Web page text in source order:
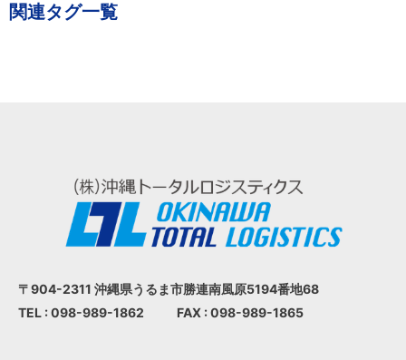
関連タグ一覧
〒904-2311 沖縄県うるま市勝連南風原5194番地68
TEL : 098-989-1862
FAX : 098-989-1865